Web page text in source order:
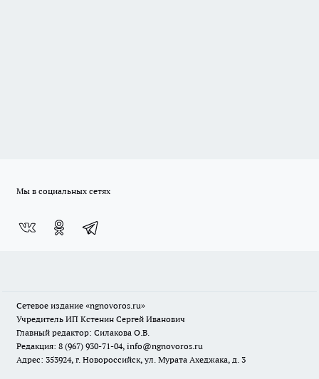
Мы в социальных сетях
Сетевое издание «ngnovoros.ru»
Учредитель ИП Кстенин Сергей Иванович
Главный редактор: Силакова О.В.
Редакция: 8 (967) 930-71-04, info@ngnovoros.ru
Адрес: 353924, г. Новороссийск, ул. Мурата Ахеджака, д. 3